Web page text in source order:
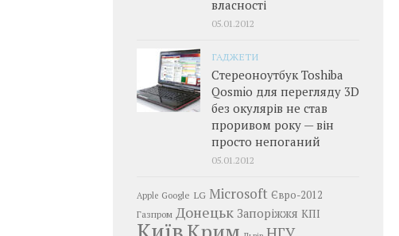
власності
05.01.2012
ГАДЖЕТИ
Стереоноутбук Toshiba
Qosmio для перегляду 3D
без окулярів не став
проривом року — він
просто непоганий
05.01.2012
Apple Google LG Microsoft Євро-2012
Газпром Донецьк Запоріжжя КПІ